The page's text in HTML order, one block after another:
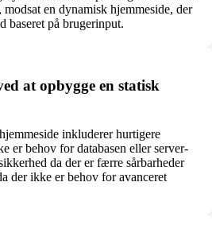
modsat en dynamisk hjemmeside, der
baseret på brugerinput.
at opbygge en statisk
inkluderer hurtigere
er behov for databasen eller server-
da der er færre sårbarheder
der ikke er behov for avanceret